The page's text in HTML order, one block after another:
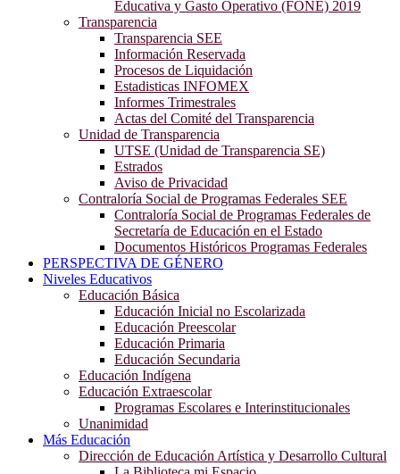
Educativa y Gasto Operativo (FONE) 2019
Transparencia
Transparencia SEE
Información Reservada
Procesos de Liquidación
Estadisticas INFOMEX
Informes Trimestrales
Actas del Comité del Transparencia
Unidad de Transparencia
UTSE (Unidad de Transparencia SE)
Estrados
Aviso de Privacidad
Contraloría Social de Programas Federales SEE
Contraloría Social de Programas Federales de
Secretaría de Educación en el Estado
Documentos Históricos Programas Federales
PERSPECTIVA DE GÉNERO
Niveles Educativos
Educación Básica
Educación Inicial no Escolarizada
Educación Preescolar
Educación Primaria
Educación Secundaria
Educación Indígena
Educación Extraescolar
Programas Escolares e Interinstitucionales
Unanimidad
Más Educación
Dirección de Educación Artística y Desarrollo Cultural